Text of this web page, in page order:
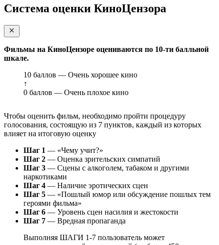
Система оценки КиноЦензора
Фильмы на КиноЦензоре оцениваются по 10-ти балльной
шкале.
10 баллов — Очень хорошее кино
↑
0 баллов — Очень плохое кино
Чтобы оценить фильм, необходимо пройти процедуру
голосования, состоящую из 7 пунктов, каждый из которых
влияет на итоговую оценку
Шаг 1 — «Чему учит?»
Шаг 2 — Оценка зрительских симпатий
Шаг 3 — Сцены с алкоголем, табаком и другими
наркотиками
Шаг 4 — Наличие эротических сцен
Шаг 5 — «Пошлый юмор или обсуждение пошлых тем
героями фильма»
Шаг 6 — Уровень сцен насилия и жестокости
Шаг 7 — Вредная пропаганда
Выполняя ШАГИ 1-7 пользователь может